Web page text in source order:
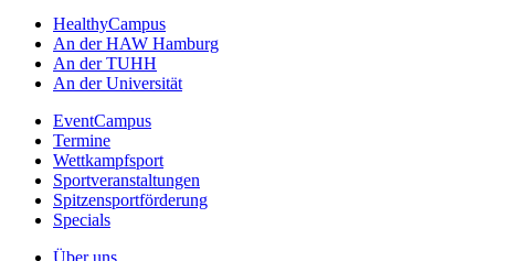
HealthyCampus
An der HAW Hamburg
An der TUHH
An der Universität
EventCampus
Termine
Wettkampfsport
Sportveranstaltungen
Spitzensportförderung
Specials
Über uns